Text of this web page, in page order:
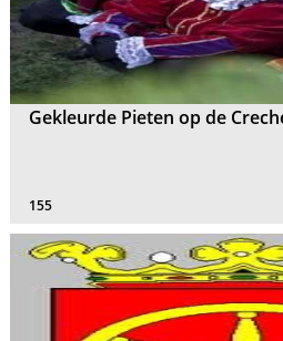
Gekleurde Pieten op de
155